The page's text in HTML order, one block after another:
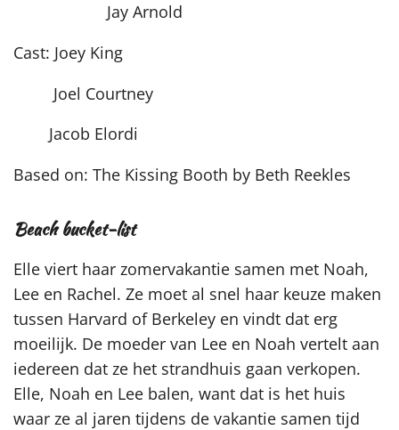
Jay Arnold
Cast: Joey King
Joel Courtney
Jacob Elordi
Based on: The Kissing Booth by Beth Reekles
Beach bucket-list
Elle viert haar zomervakantie samen met Noah,
Lee en Rachel. Ze moet al snel haar keuze maken
tussen Harvard of Berkeley en vindt dat erg
moeilijk. De moeder van Lee en Noah vertelt aan
iedereen dat ze het strandhuis gaan verkopen.
Elle, Noah en Lee balen, want dat is het huis
waar ze al jaren tijdens de vakantie samen tijd